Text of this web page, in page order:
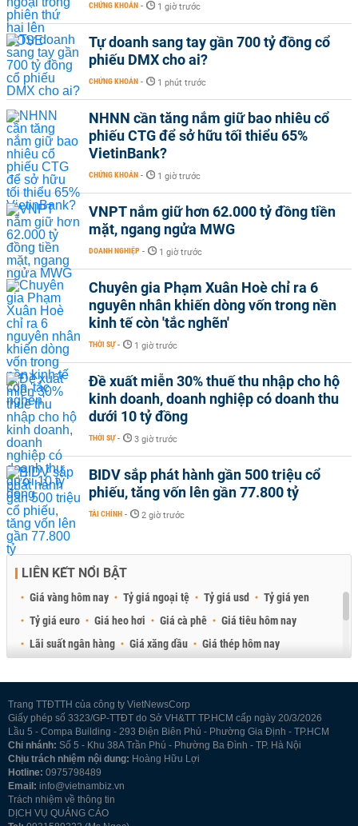
CHỨNG KHOÁN - 1 giờ trước
Tự doanh sang tay gần 700 tỷ đồng cổ
phiếu DMX cho ai?
CHỨNG KHOÁN - 1 phút trước
NHNN cần tăng nắm giữ bao nhiêu cổ
phiếu CTG để sở hữu tối thiểu 65%
VietinBank?
CHỨNG KHOÁN - 1 giờ trước
VNPT nắm giữ hơn 62.000 tỷ đồng tiền
mặt, ngang ngửa MWG
DOANH NGHIỆP - 1 giờ trước
Chuyên gia Phạm Xuân Hoè chỉ ra 6
nguyên nhân khiến dòng vốn trong nền
kinh tế còn 'tắc nghẽn'
THỜI SỰ - 1 giờ trước
Đề xuất miễn 30% thuế thu nhập cho hộ
kinh doanh, doanh nghiệp có doanh thu
dưới 10 tỷ đồng
THỜI SỰ - 3 giờ trước
BIDV sắp phát hành gần 500 triệu cổ
phiếu, tăng vốn lên gần 77.800 tỷ
TÀI CHÍNH - 2 giờ trước
LIÊN KẾT NỔI BẬT
Giá vàng hôm nay Tỷ giá ngoại tệ Tỷ giá usd
Tỷ giá yen
Tỷ giá euro
Giá heo hơi Giá cà phê
Giá tiêu hôm nay
Lãi suất ngân hàng
Giá xăng dầu
Giá thép hôm nay
Trang TTĐTTH của công ty VietNewsCorp
Giấy phép số 3323/GP-TTĐT do Sở VH&TT TP.HCM cấp ngày 20/3/2026
Lầu 5 - Compa Building - 293 Điện Biên Phủ - Phường Gia Định - TP.HCM
Chi nhánh: Số 5 - Khu 38A Trần Phú - Phường Ba Đình - TP. Hà Nội
Chịu trách nhiệm nội dung: Hoàng Hữu Lợi
Hotline: 0975798489
Email: info@vietnambiz.vn
Trách nhiệm về thông tin
DỊCH VỤ QUẢNG CÁO